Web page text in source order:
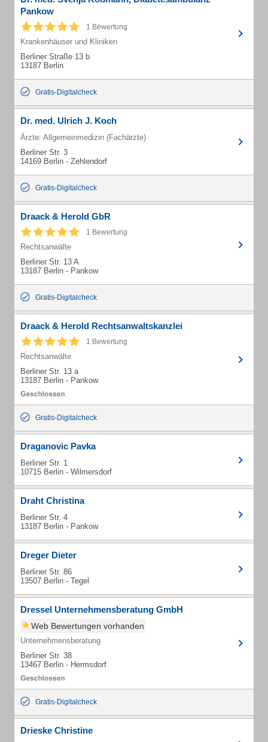
Pankow
1 Bewertung
Krankenhäuser und Kliniken
Berliner Straße 13 b
13187 Berlin
Gratis-Digitalcheck
Dr. med. Ulrich J. Koch
Ärzte: Allgemeinmedizin (Fachärzte)
Berliner Str. 3
14169 Berlin - Zehlendorf
Gratis-Digitalcheck
Draack & Herold GbR
1 Bewertung
Rechtsanwälte
Berliner Str. 13 A
13187 Berlin - Pankow
Gratis-Digitalcheck
Draack & Herold Rechtsanwaltskanzlei
1 Bewertung
Rechtsanwälte
Berliner Str. 13 a
13187 Berlin - Pankow
Gratis-Digitalcheck
Draganovic Pavka
Berliner Str. 1
10715 Berlin - Wilmersdorf
Draht Christina
Berliner Str. 4
13187 Berlin - Pankow
Dreger Dieter
Berliner Str. 86
13507 Berlin - Tegel
Dressel Unternehmensberatung GmbH
Web Bewertungen vorhanden
Unternehmensberatung
Berliner Str. 38
13467 Berlin - Hermsdorf
Gratis-Digitalcheck
Drieske Christine